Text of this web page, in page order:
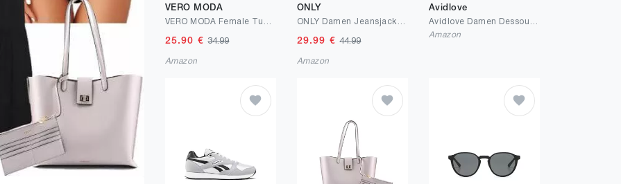
VERO MODA
25.90 €34.99
Amazon
ONLY
29.99 €44.99
Amazon
Avidlove
Amazon